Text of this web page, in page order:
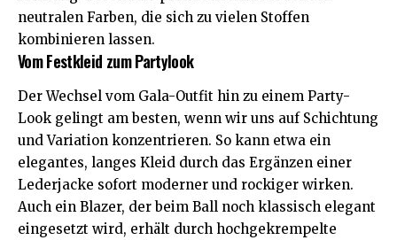
neutralen Farben, die sich zu vielen Stoffen
kombinieren lassen.
Vom Festkleid zum Partylook
Der Wechsel vom Gala-Outfit hin zu einem Party-
Look gelingt am besten, wenn wir uns auf Schichtung
und Variation konzentrieren. So kann etwa ein
elegantes, langes Kleid durch das Ergänzen einer
Lederjacke sofort moderner und rockiger wirken.
Auch ein Blazer, der beim Ball noch klassisch elegant
eingesetzt wird, erhält durch hochgekrempelte